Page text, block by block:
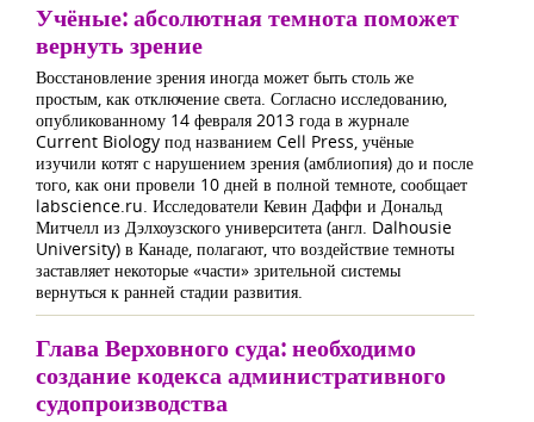
Учёные: абсолютная темнота поможет
вернуть зрение
Восстановление зрения иногда может быть столь же
простым, как отключение света. Согласно исследованию,
опубликованному 14 февраля 2013 года в журнале
Current Biology под названием Cell Press, учёные
изучили котят с нарушением зрения (амблиопия) до и после
того, как они провели 10 дней в полной темноте, сообщает
labscience.ru. Исследователи Кевин Даффи и Дональд
Митчелл из Дэлхоузского университета (англ. Dalhousie
University) в Канаде, полагают, что воздействие темноты
заставляет некоторые «части» зрительной системы
вернуться к ранней стадии развития.
Глава Верховного суда: необходимо
создание кодекса административного
судопроизводства